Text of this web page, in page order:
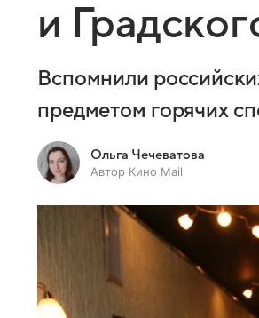
и
Вспомнили
предметом горячих
Ольга Чечеватова
Автор Кино Mail